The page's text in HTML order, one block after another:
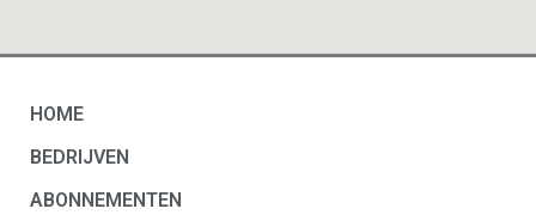
HOME
BEDRIJVEN
ABONNEMENTEN